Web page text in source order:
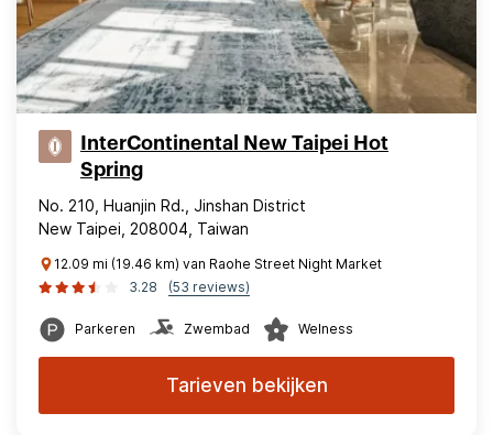
InterContinental New Taipei Hot
Spring
No. 210, Huanjin Rd., Jinshan District
New Taipei, 208004, Taiwan
12.09 mi (19.46 km) van Raohe Street Night Market
3.28
(53 reviews)
Parkeren Zwembad Welness
Tarieven bekijken